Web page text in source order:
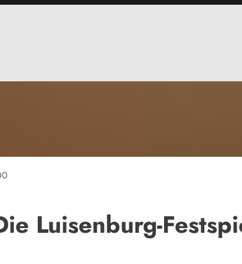
Luisenburg-